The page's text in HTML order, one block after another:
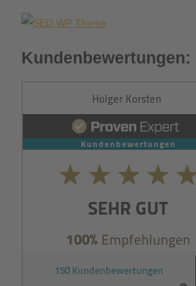
Kundenbewertungen: